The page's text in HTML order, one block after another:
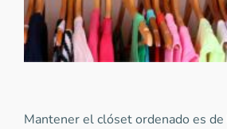
Mantener el clóset ordenado es